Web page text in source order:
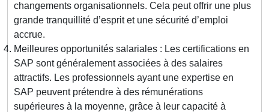
changements organisationnels. Cela peut offrir une plus
grande tranquillité d’esprit et une sécurité d’emploi
accrue.
Meilleures opportunités salariales : Les certifications en
SAP sont généralement associées à des salaires
attractifs. Les professionnels ayant une expertise en
SAP peuvent prétendre à des rémunérations
supérieures à la moyenne, grâce à leur capacité à